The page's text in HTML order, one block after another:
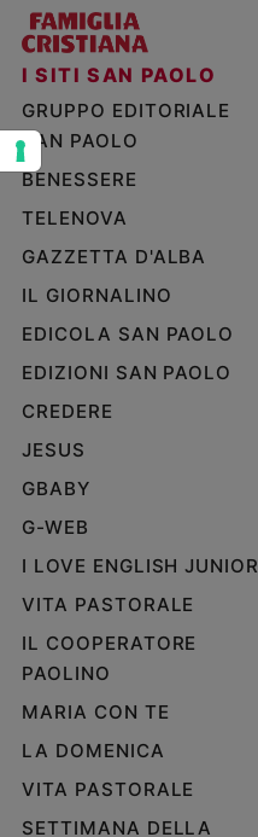
Riflessioni
Foto
Video
Podcast
Policy
Chi
siamo
Contatti
Registrati
Redazione
I SITI SAN PAOLO
GRUPPO EDITORIALE
SAN PAOLO
BENESSERE
TELENOVA
GAZZETTA D'ALBA
IL GIORNALINO
EDICOLA SAN PAOLO
EDIZIONI SAN PAOLO
CREDERE
JESUS
GBABY
G-WEB
I LOVE ENGLISH JUNIOR
VITA PASTORALE
IL COOPERATORE
PAOLINO
MARIA CON TE
LA DOMENICA
VITA PASTORALE
SETTIMANA DELLA